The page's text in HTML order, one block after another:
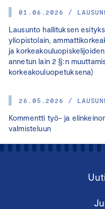
01.06.2026 /
Lausunto hallituksen
yliopistolain,
ja
annetun lain 2 §:n
korkeakouluopetuksena)
26.05.2026 /
Kommentti työ- ja
valmisteluun